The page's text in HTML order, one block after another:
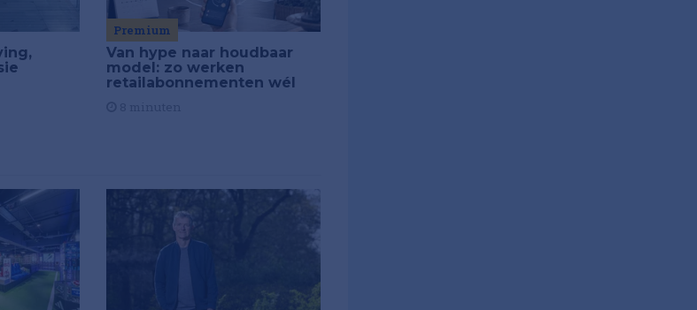
Premium
Van hype naar houdbaar
model: zo werken
retailabonnementen wél